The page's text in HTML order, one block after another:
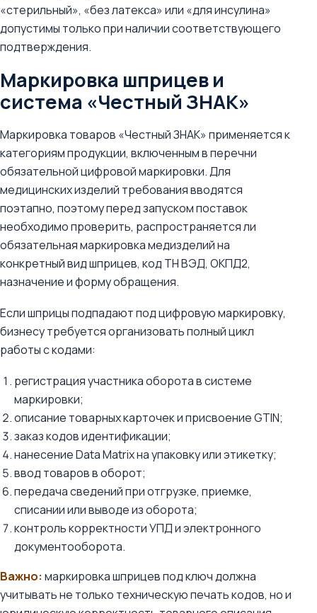
«стерильный», «без латекса» или «для инсулина»
допустимы только при наличии соответствующего
подтверждения.
Маркировка шприцев и
система «Честный ЗНАК»
Маркировка товаров «Честный ЗНАК» применяется к
категориям продукции, включенным в перечни
обязательной цифровой маркировки. Для
медицинских изделий требования вводятся
поэтапно, поэтому перед запуском поставок
необходимо проверить, распространяется ли
обязательная маркировка медизделий на
конкретный вид шприцев, код ТН ВЭД, ОКПД2,
назначение и форму обращения.
Если шприцы подпадают под цифровую маркировку,
бизнесу требуется организовать полный цикл
работы с кодами:
регистрация участника оборота в системе
маркировки;
описание товарных карточек и присвоение GTIN;
заказ кодов идентификации;
нанесение Data Matrix на упаковку или этикетку;
ввод товаров в оборот;
передача сведений при отгрузке, приемке,
списании или выводе из оборота;
контроль корректности УПД и электронного
документооборота.
Важно: маркировка шприцев под ключ должна
учитывать не только техническую печать кодов, но и